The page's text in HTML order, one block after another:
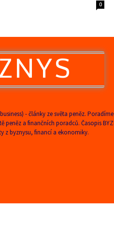
0
- články ze světa peněz.
peněz a finančních poradců. Časopis
z byznysu, financí a ekonomiky.